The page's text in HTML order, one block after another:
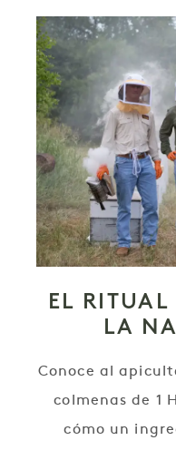
EL
LA
Conoce al
colmenas de 1
cómo un